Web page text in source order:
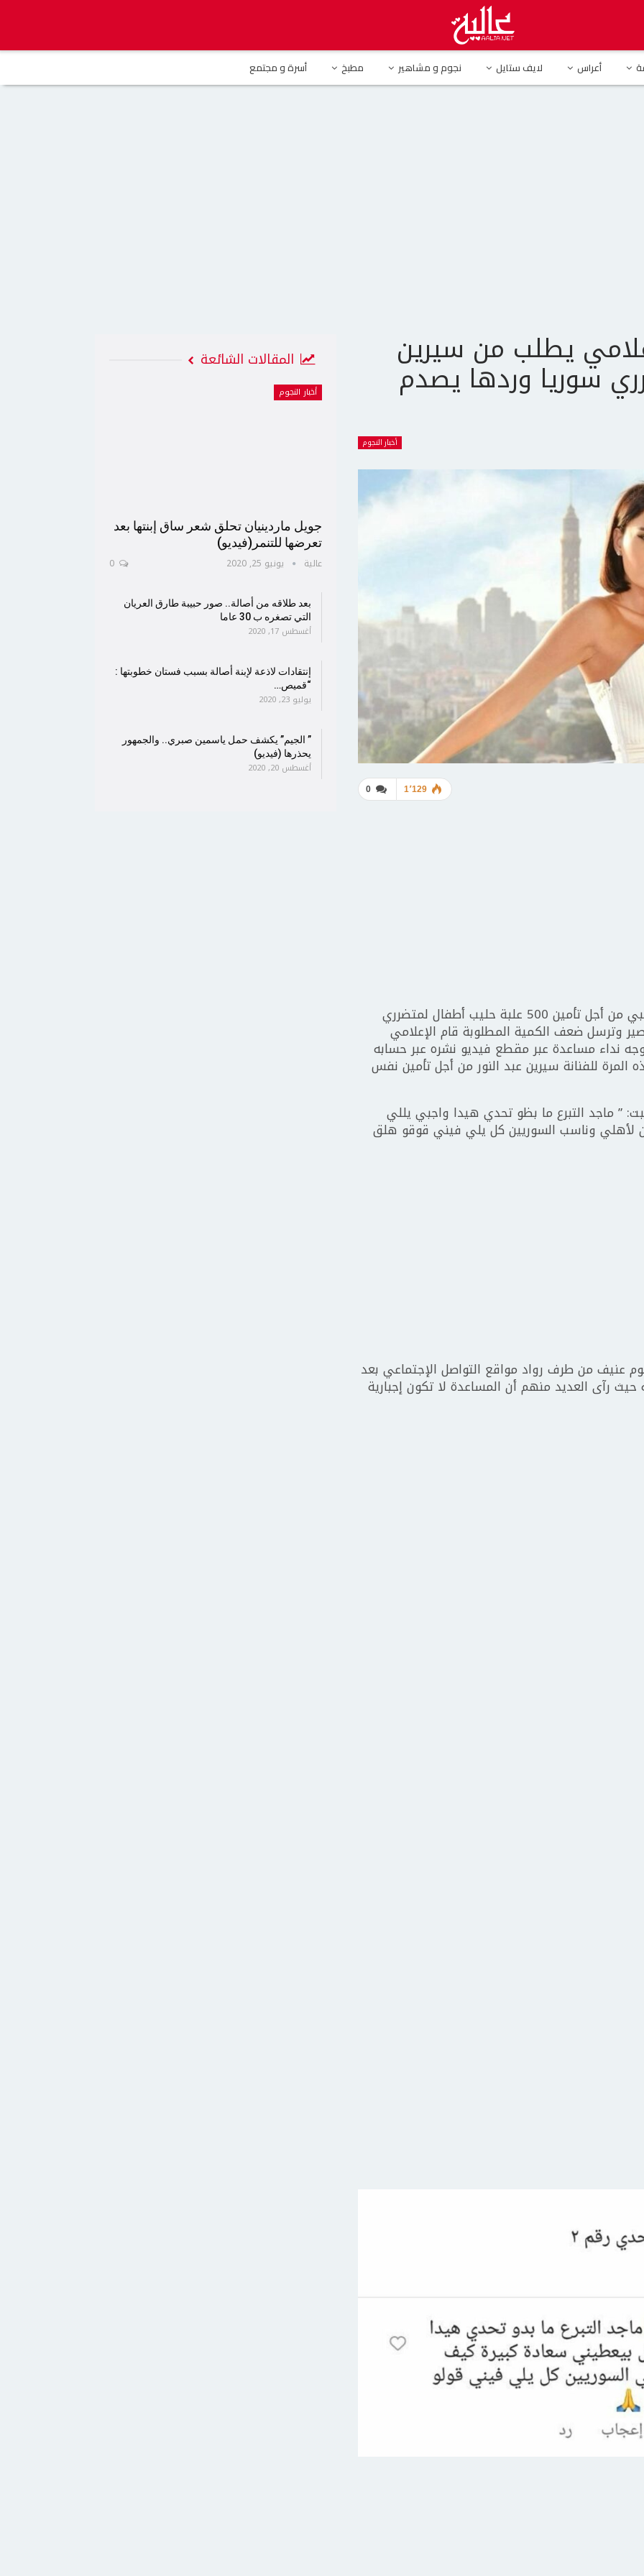
أعراس لايف ستايل نجوم و مشاهير مطبخ أسرة و مجتمع
إعلامي يطلب من سيرين عبد النور التبرع لمتضرري سوريا وردها يصدم الجمهور
يطلب من سيرين
سوريا وردها يصدم
أخبار النجوم
0 1٬129
بعدما وجه نداءه للفنانة اللبنانية هيفاء وهبي من أجل تأمين 500 علبة حليب أطفال لمتضرري
وترسل ضعف الكمية المطلوبة قام الإعلامي
نداء مساعدة عبر مقطع فيديو نشره عبر حسابه
للفنانة سيرين عبد النور من أجل تأمين نفس
” ماجد التبرع ما بظو تحدي هيدا واجبي يللي
لأهلي وناسب السوريين كل يلي فيني قوقو هلق
عنيف من طرف رواد مواقع التواصل الإجتماعي بعد
رآى العديد منهم أن المساعدة لا تكون إجبارية
المقالات الشائعة
أخبار النجوم
جويل ماردينيان تحلق شعر ساق إبنتها بعد
تعرضها للتنمر(فيديو)
عالية يونيو 25, 2020
بعد طلاقه من أصالة.. صور حبيبة طارق العريان
التي تصغره ب 30 عاما
أغسطس 17, 2020
إنتقادات لاذعة لإبنة أصالة بسبب فستان خطوبتها :
“قميص…
يوليو 23, 2020
” الجيم” يكشف حمل ياسمين صبري.. والجمهور
يحذرها (فيديو)
أغسطس 20, 2020